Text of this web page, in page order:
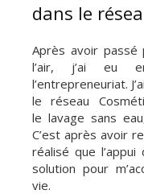
dans le
Après avoir passé
l’air, j’ai eu
l’entrepreneuriat.
le réseau
le lavage sans
C’est après avoir
réalisé que
solution pour
vie.